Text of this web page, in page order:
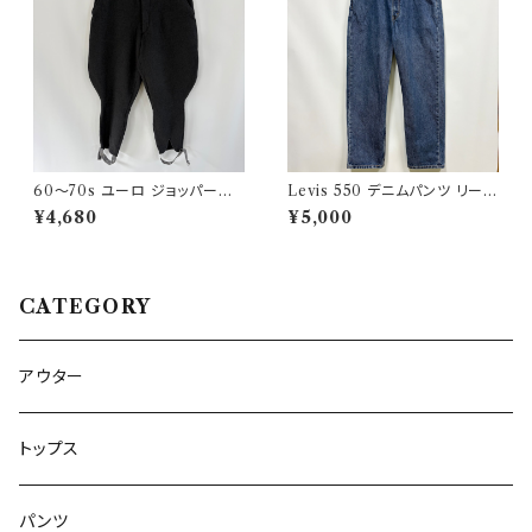
60〜70s ユーロ ジョッパーズ
パンツ ウールパンツ ヴィンテー
ジ 5
¥4,680
Levis 550 デニムパンツ リーバ
イス ワイドデニム 3
¥5,000
CATEGORY
アウター
トップス
パンツ